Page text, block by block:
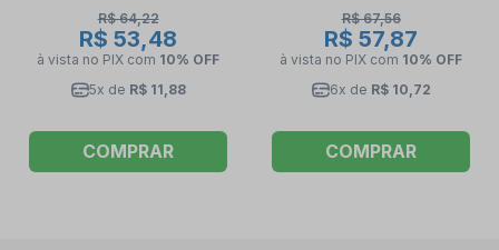
R$ 64,22
R$ 53,48
à vista no PIX com 10% OFF
5x de R$ 11,88
COMPRAR
R$ 67,56
R$ 57,87
à vista no PIX com 10% OFF
6x de R$ 10,72
COMPRAR